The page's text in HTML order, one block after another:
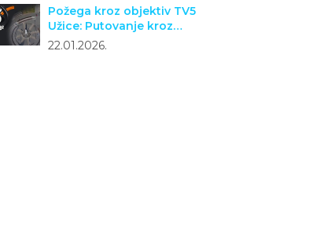
Požega kroz objektiv TV5
Užice: Putovanje kroz
turizam, istoriju i narodno
22.01.2026.